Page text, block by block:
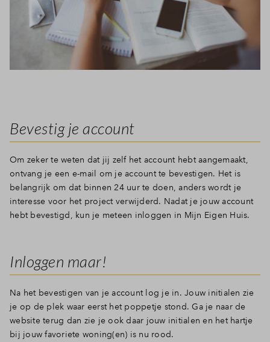
Bevestig je account
Om zeker te weten dat jij zelf het account hebt aangemaakt,
ontvang je een e-mail om je account te bevestigen. Het is
belangrijk om dat binnen 24 uur te doen, anders wordt je
interesse voor het project verwijderd. Nadat je jouw account
hebt bevestigd, kun je meteen inloggen in Mijn Eigen Huis.
Inloggen maar!
Na het bevestigen van je account log je in. Jouw initialen zie
je op de plek waar eerst het poppetje stond. Ga je naar de
website terug dan zie je ook daar jouw initialen en het hartje
bij jouw favoriete woning(en) is nu rood.